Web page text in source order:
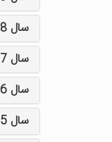
سال 1398 (626)
سال 1397 (618)
سال 1396 (690)
سال 1395 (480)